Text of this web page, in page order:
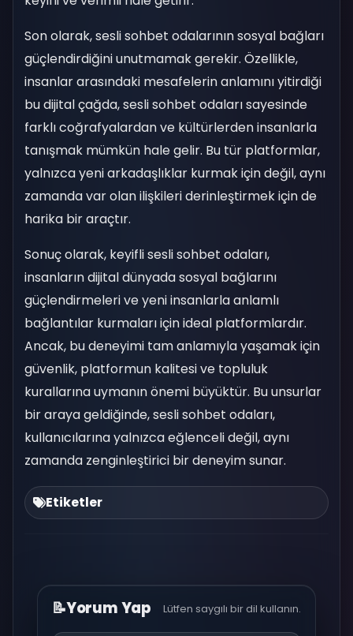
Son olarak, sesli sohbet odalarının sosyal bağları
güçlendirdiğini unutmamak gerekir. Özellikle,
insanlar arasındaki mesafelerin anlamını yitirdiği
bu dijital çağda, sesli sohbet odaları sayesinde
farklı coğrafyalardan ve kültürlerden insanlarla
tanışmak mümkün hale gelir. Bu tür platformlar,
yalnızca yeni arkadaşlıklar kurmak için değil, aynı
zamanda var olan ilişkileri derinleştirmek için de
harika bir araçtır.
Sonuç olarak, keyifli sesli sohbet odaları,
insanların dijital dünyada sosyal bağlarını
güçlendirmeleri ve yeni insanlarla anlamlı
bağlantılar kurmaları için ideal platformlardır.
Ancak, bu deneyimi tam anlamıyla yaşamak için
güvenlik, platformun kalitesi ve topluluk
kurallarına uymanın önemi büyüktür. Bu unsurlar
bir araya geldiğinde, sesli sohbet odaları,
kullanıcılarına yalnızca eğlenceli değil, aynı
zamanda zenginleştirici bir deneyim sunar.
Etiketler
📝Yorum Yap Lütfen saygılı bir dil kullanın.